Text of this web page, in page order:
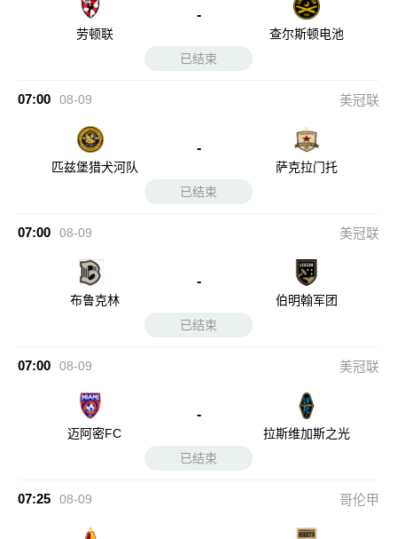
劳顿联
-
查尔斯顿电池
已结束
07:00 08-09 美冠联
匹兹堡猎犬河队
-
萨克拉门托
已结束
07:00 08-09 美冠联
布鲁克林
-
伯明翰军团
已结束
07:00 08-09 美冠联
迈阿密FC
-
拉斯维加斯之光
已结束
07:25 08-09 哥伦甲